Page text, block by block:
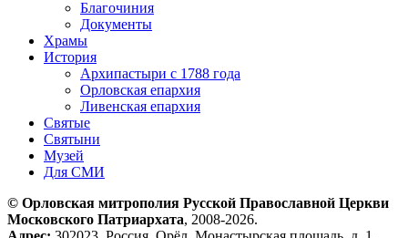
Благочиния
Документы
Храмы
История
Архипастыри с 1788 года
Орловская епархия
Ливенская епархия
Святые
Святыни
Музей
Для СМИ
© Орловская митрополия Русской Православной Церкви
Московского Патриархата, 2008-2026.